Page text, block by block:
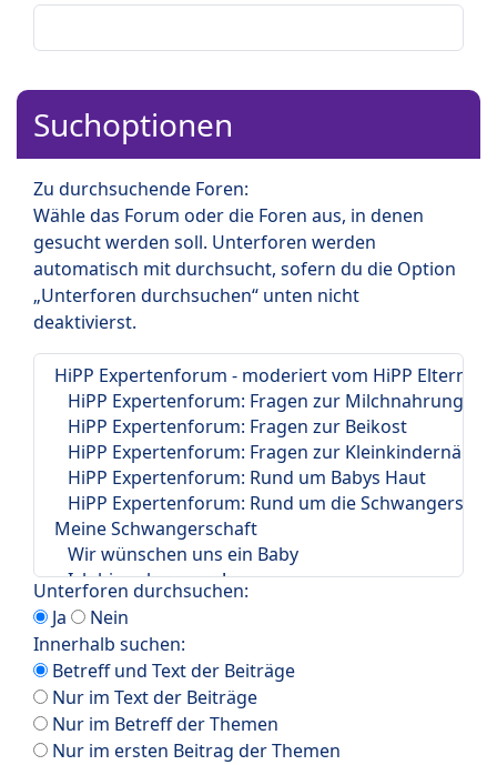
Suchoptionen
Zu durchsuchende Foren:
Wähle das Forum oder die Foren aus, in denen
gesucht werden soll. Unterforen werden
automatisch mit durchsucht, sofern du die Option
„Unterforen durchsuchen“ unten nicht
deaktivierst.
Unterforen durchsuchen:
Ja
Nein
Innerhalb suchen:
Betreff und Text der Beiträge
Nur im Text der Beiträge
Nur im Betreff der Themen
Nur im ersten Beitrag der Themen